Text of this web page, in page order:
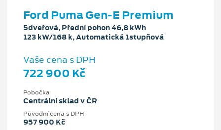
Ford Puma Gen-E Premium
5dveřová, Přední pohon 46,8 kWh
123 kW/168 k, Automatická 1stupňová
Vaše cena s DPH
722 900 Kč
Pobočka
Centrální sklad v ČR
Původní cena s DPH
957 900 Kč